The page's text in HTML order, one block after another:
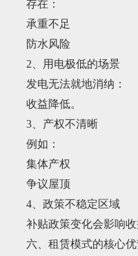
存在：
承重不足
防水风险
2、用电极低的场景
发电无法就地消纳：
收益降低。
3、产权不清晰
例如：
集体产权
争议屋顶
4、政策不稳定区域
补贴政策变化会影响收
六、租赁模式的核心